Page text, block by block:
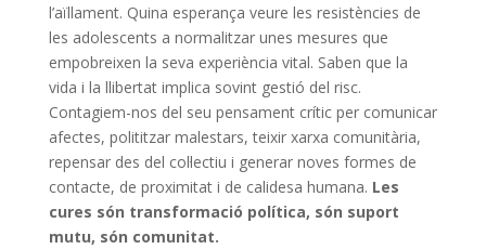
l’aïllament. Quina esperança veure les resistències de
les adolescents a normalitzar unes mesures que
empobreixen la seva experiència vital. Saben que la
vida i la llibertat implica sovint gestió del risc.
Contagiem-nos del seu pensament crític per comunicar
afectes, polititzar malestars, teixir xarxa comunitària,
repensar des del col·lectiu i generar noves formes de
contacte, de proximitat i de calidesa humana. Les
cures són transformació política, són suport
mutu, són comunitat.